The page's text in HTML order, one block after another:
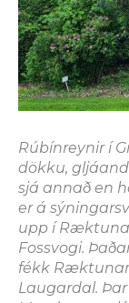
Rúbínreynir í
dökku,
sjá annað en
er á
upp í
Fossvogi.
fékk
Laugardal.